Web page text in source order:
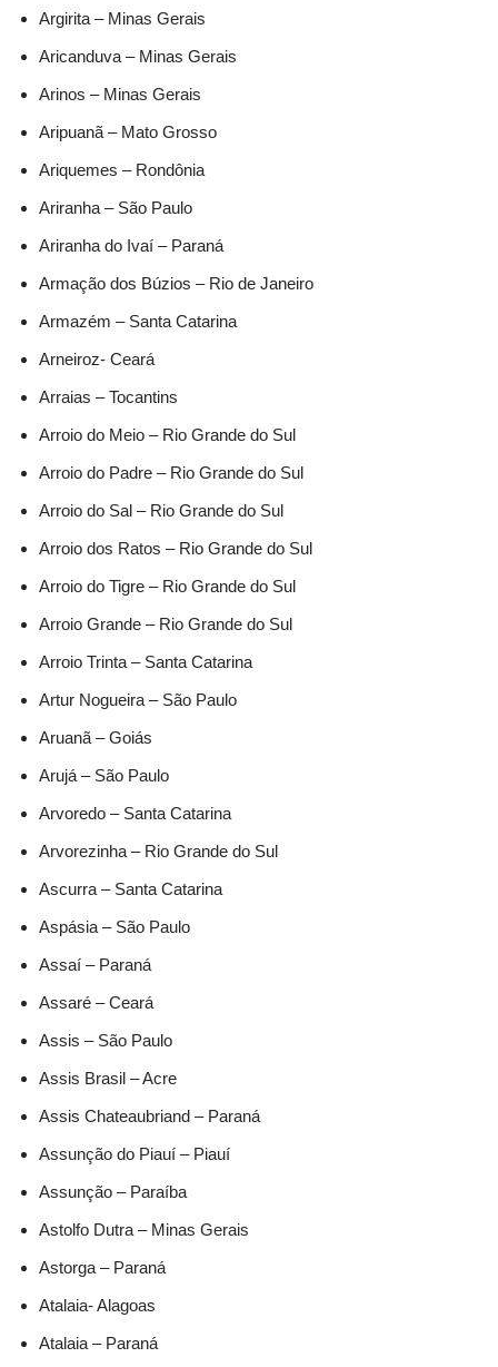
Argirita – Minas Gerais
Aricanduva – Minas Gerais
Arinos – Minas Gerais
Aripuanã – Mato Grosso
Ariquemes – Rondônia
Ariranha – São Paulo
Ariranha do Ivaí – Paraná
Armação dos Búzios – Rio de Janeiro
Armazém – Santa Catarina
Arneiroz- Ceará
Arraias – Tocantins
Arroio do Meio – Rio Grande do Sul
Arroio do Padre – Rio Grande do Sul
Arroio do Sal – Rio Grande do Sul
Arroio dos Ratos – Rio Grande do Sul
Arroio do Tigre – Rio Grande do Sul
Arroio Grande – Rio Grande do Sul
Arroio Trinta – Santa Catarina
Artur Nogueira – São Paulo
Aruanã – Goiás
Arujá – São Paulo
Arvoredo – Santa Catarina
Arvorezinha – Rio Grande do Sul
Ascurra – Santa Catarina
Aspásia – São Paulo
Assaí – Paraná
Assaré – Ceará
Assis – São Paulo
Assis Brasil – Acre
Assis Chateaubriand – Paraná
Assunção do Piauí – Piauí
Assunção – Paraíba
Astolfo Dutra – Minas Gerais
Astorga – Paraná
Atalaia- Alagoas
Atalaia – Paraná